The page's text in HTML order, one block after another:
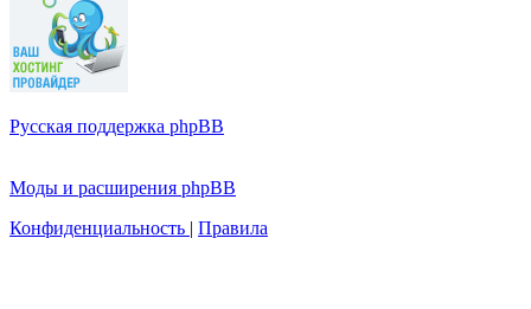
Русская поддержка phpBB
Моды и расширения phpBB
Конфиденциальность | Правила